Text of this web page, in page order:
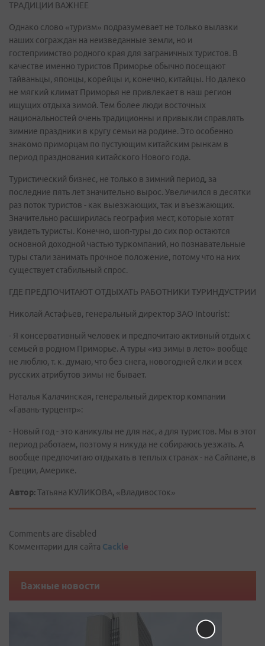
ТРАДИЦИИ ВАЖНЕЕ
Однако слово «туризм» подразумевает не только вылазки
наших сограждан на неизведанные земли, но и
гостеприимство родного края для заграничных туристов. В
качестве именно туристов Приморье обычно посещают
тайваньцы, японцы, корейцы и, конечно, китайцы. Но далеко
не мягкий климат Приморья не привлекает в наш регион
ищущих отдыха зимой. Тем более люди восточных
национальностей очень традиционны и привыкли справлять
зимние праздники в кругу семьи на родине. Это особенно
знакомо приморцам по пустующим китайским рынкам в
период празднования китайского Нового года.
Туристический бизнес, не только в зимний период, за
последние пять лет значительно вырос. Увеличился в десятки
раз поток туристов - как выезжающих, так и въезжающих.
Значительно расширилась география мест, которые хотят
увидеть туристы. Конечно, шоп-туры до сих пор остаются
основной доходной частью туркомпаний, но познавательные
туры стали занимать прочное положение, потому что на них
существует стабильный спрос.
ГДЕ ПРЕДПОЧИТАЮТ ОТДЫХАТЬ РАБОТНИКИ ТУРИНДУСТРИИ
Николай Астафьев, генеральный директор ЗАО Intourist:
- Я консервативный человек и предпочитаю активный отдых с
семьей в родном Приморье. А туры «из зимы в лето» вообще
не люблю, т. к. думаю, что без снега, новогодней елки и всех
русских атрибутов зимы не бывает.
Наталья Калачинская, генеральный директор компании
«Гавань-турцентр»:
- Новый год - это каникулы не для нас, а для туристов. Мы в этот
период работаем, поэтому я никуда не собираюсь уезжать. А
вообще предпочитаю отдыхать в теплых странах - на Сайпане, в
Греции, Америке.
Автор:Татьяна КУЛИКОВА, «Владивосток»
Comments are disabled
Комментарии для сайта Cackle
Важные новости